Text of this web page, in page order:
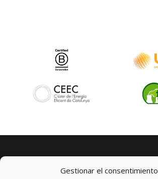
Gestionar el consentimiento